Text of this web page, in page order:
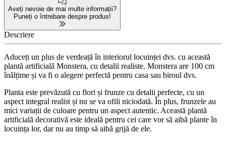
Aveți nevoie de mai multe informații?
Puneți o întrebare despre produs!
Descriere
Aduceți un plus de verdeață în interiorul locuinței dvs. cu această
plantă artificială Monstera, cu detalii realiste. Monstera are 100 cm
înălțime și va fi o alegere perfectă pentru casa sau biroul dvs.
Planta este prevăzută cu flori și frunze cu detalii perfecte, cu un
aspect integral realist și nu se va ofili niciodată. În plus, frunzele au
mici variații de culoare pentru un aspect autentic. Această plantă
artificială decorativă este ideală pentru cei care vor să aibă plante în
locuința lor, dar nu au timp să aibă grijă de ele.